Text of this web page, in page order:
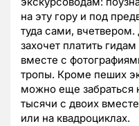
на эту гору и под
туда сами, вчетвером.
захочет платить
вместе с
тропы. Кроме пеших
можно еще забраться
тысячи с двоих
или на квадроциклах.